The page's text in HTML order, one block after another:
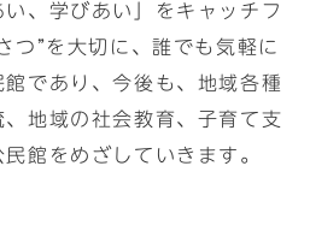
、学びあい」をキャッチフ
つ”を大切に、誰でも気軽に
であり、今後も、地域各種
地域の社会教育、子育て支
館をめざしていきます。